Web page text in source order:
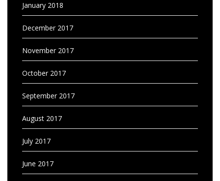
January 2018
December 2017
November 2017
October 2017
September 2017
August 2017
July 2017
June 2017